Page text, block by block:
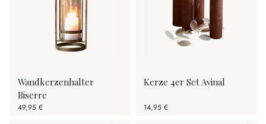
Wandkerzenhalter
Biserre
49,95 €
Kerze 4er Set Avinal
14,95 €